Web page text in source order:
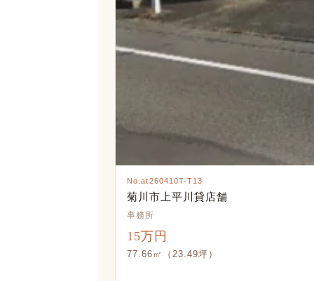
No.at260410T-T13
菊川市上平川貸店舗
事務所
15万円
77.66㎡（23.49坪）